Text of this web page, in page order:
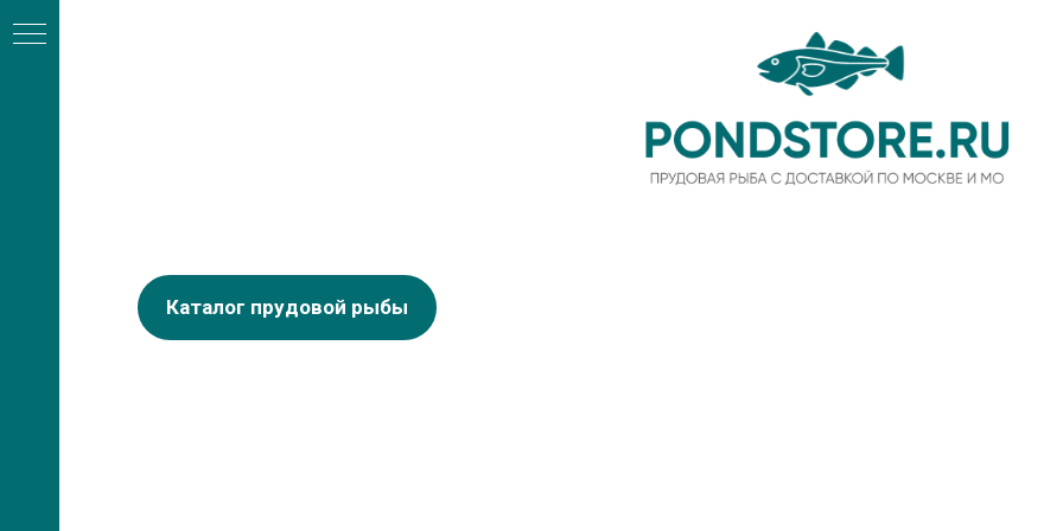
Каталог прудовой рыбы